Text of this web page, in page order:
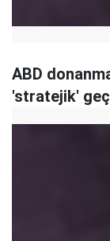
ABD
'stratejik'